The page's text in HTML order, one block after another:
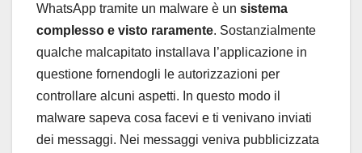
WhatsApp tramite un malware è un sistema
complesso e visto raramente. Sostanzialmente
qualche malcapitato installava l’applicazione in
questione fornendogli le autorizzazioni per
controllare alcuni aspetti. In questo modo il
malware sapeva cosa facevi e ti venivano inviati
dei messaggi. Nei messaggi veniva pubblicizzata